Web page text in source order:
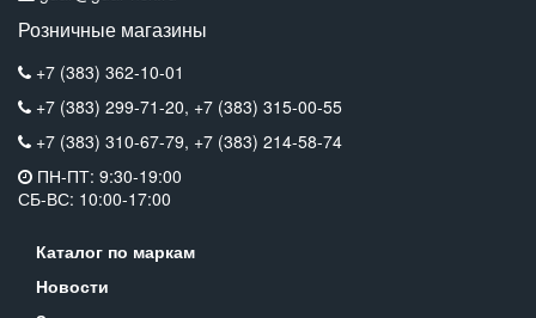
Розничные магазины
+7 (383) 362-10-01
+7 (383) 299-71-20, +7 (383) 315-00-55
+7 (383) 310-67-79, +7 (383) 214-58-74
ПН-ПТ: 9:30-19:00
СБ-ВС: 10:00-17:00
Каталог по маркам
Новости